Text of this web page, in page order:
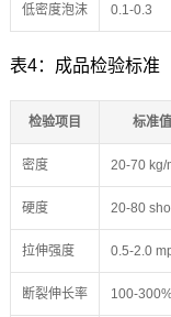
低密度泡沫 0.1-0.3
表4：成品检验标准
检验项目 标准值
密度 20-70 kg/
硬度 20-80
拉伸强度 0.5-2.0
断裂伸长率 100-